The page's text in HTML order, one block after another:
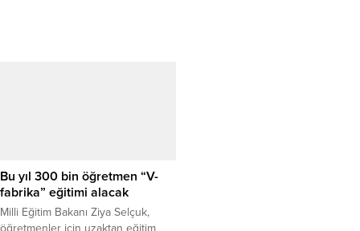
Bu yıl 300 bin öğretmen “V-
fabrika” eğitimi alacak
Milli Eğitim Bakanı Ziya Selçuk,